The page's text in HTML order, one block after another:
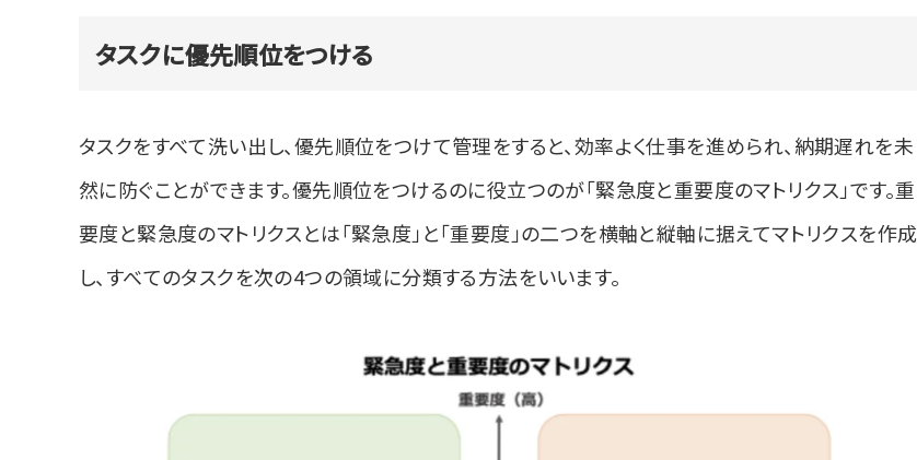
タスクに優先順位をつける
タスクをすべて洗い出し、優先順位をつけて管理をすると、効率よく仕事を進められ、納期遅れを未
然に防ぐことができます。優先順位をつけるのに役立つのが「緊急度と重要度のマトリクス」です。重
要度と緊急度のマトリクスとは「緊急度」と「重要度」の二つを横軸と縦軸に据えてマトリクスを作成
し、すべてのタスクを次の4つの領域に分類する方法をいいます。